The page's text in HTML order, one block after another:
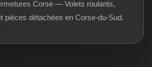
Corse — Volets roulants,
pièces détachées en Corse-du-Sud.